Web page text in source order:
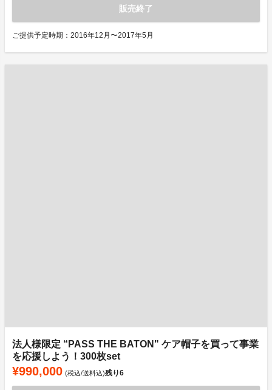
販売終了
ご提供予定時期：2016年12月〜2017年5月
法人様限定 “PASS THE BATON" ケア帽子を買って事業
を応援しよう！300枚set
¥990,000 (税込/送料込)残り6